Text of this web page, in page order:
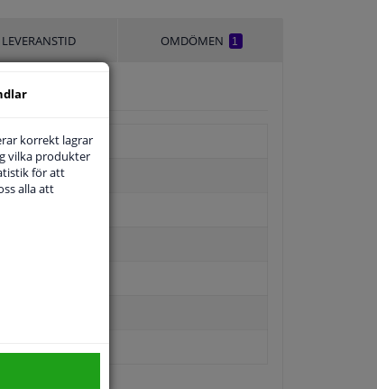
LEVERANSTID OMDÖMEN 1
korrekt lagrar
vilka produkter
för att
alla att